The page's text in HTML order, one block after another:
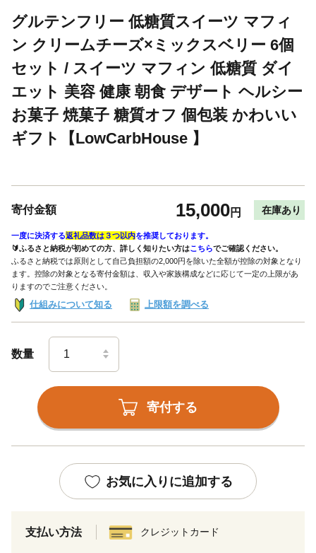
グルテンフリー 低糖質スイーツ マフィ
ン クリームチーズ×ミックスベリー 6個
セット / スイーツ マフィン 低糖質 ダイ
エット 美容 健康 朝食 デザート ヘルシー
お菓子 焼菓子 糖質オフ 個包装 かわいい
ギフト【LowCarbHouse 】
寄付金額 15,000円 在庫あり
一度に決済する返礼品数は３つ以内を推奨しております。
🔰ふるさと納税が初めての方、詳しく知りたい方はこちらでご確認ください。
ふるさと納税では原則として自己負担額の2,000円を除いた全額が控除の対象となり
ます。控除の対象となる寄付金額は、収入や家族構成などに応じて一定の上限があ
りますのでご注意ください。
仕組みについて知る 上限額を調べる
数量
寄付する
お気に入りに追加する
支払い方法 クレジットカード